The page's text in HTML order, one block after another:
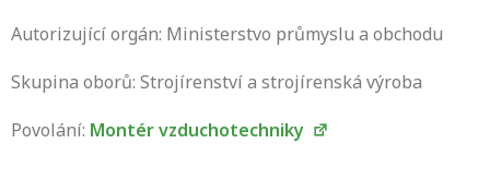
Autorizující orgán: Ministerstvo průmyslu a obchodu
Skupina oborů: Strojírenství a strojírenská výroba
Povolání: Montér vzduchotechniky